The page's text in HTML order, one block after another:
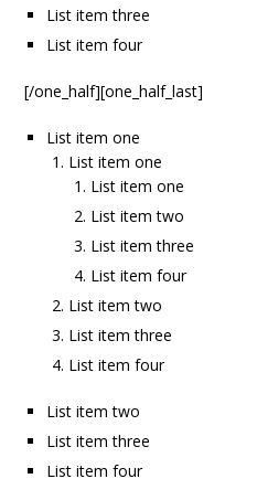
List item three
List item four
[/one_half][one_half_last]
List item one
List item one
List item one
List item two
List item three
List item four
List item two
List item three
List item four
List item two
List item three
List item four